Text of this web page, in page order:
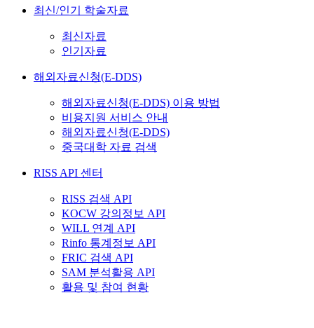
최신/인기 학술자료
최신자료
인기자료
해외자료신청(E-DDS)
해외자료신청(E-DDS) 이용 방법
비용지원 서비스 안내
해외자료신청(E-DDS)
중국대학 자료 검색
RISS API 센터
RISS 검색 API
KOCW 강의정보 API
WILL 연계 API
Rinfo 통계정보 API
FRIC 검색 API
SAM 분석활용 API
활용 및 참여 현황